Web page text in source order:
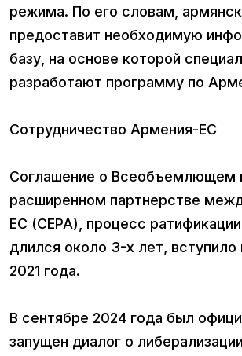
режима. По его словам,
предоставит необходимую
базу, на основе которой
разработают программу по
Сотрудничество Армения-ЕС
Соглашение о Всеобъемлющем
расширенном партнерстве
ЕС (CEPA), процесс
длился около 3-х лет, вступило
2021 года.
В сентябре 2024 года был
запущен диалог о